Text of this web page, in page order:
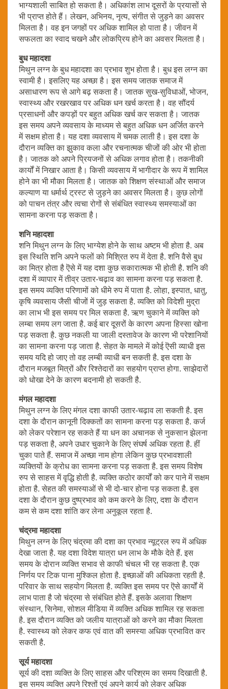
भाग्यशाली साबित हो सकता है। अधिकांश लाभ दूसरों के प्रयासों से
भी प्राप्त होते हैं। लेखन, अभिनय, नृत्य, संगीत से जुड़ने का अवसर
मिलता है। वह इन जगहों पर अधिक शामिल हो पाता है। जीवन में
सफलता का स्वाद चखने और लोकप्रिय होने का अवसर मिलता है।
बुध महादशा
मिथुन लग्न के बुध महादशा का प्रभाव शुभ होता है। बुध इस लग्न का
स्वामी है। इसलिए यह अच्छा है। इस समय जातक समाज में
असाधारण रूप से आगे बढ़ सकता है। जातक सुख-सुविधाओं, भोजन,
स्वास्थ्य और रखरखाव पर अधिक धन खर्च करता है। वह सौंदर्य
प्रसाधनों और कपड़ों पर बहुत अधिक खर्च कर सकता है। जातक
इस समय अपने व्यवसाय के माध्यम से बहुत अधिक धन अर्जित करने
में सक्षम होता है। यह दशा व्यवसाय में चमक लाती है। इस दशा के
दौरान व्यक्ति का झुकाव कला और रचनात्मक चीजों की ओर भी होता
है। जातक को अपने प्रियजनों से अधिक लगाव होता है। तकनीकी
कार्यों में निखार आता है। किसी व्यवसाय में भागीदार के रूप में शामिल
होने का भी मौका मिलता है। जातक को शिक्षण संस्थाओं और समाज
कल्याण या धर्मार्थ ट्रस्ट से जुड़ने का अवसर मिलता है। कुछ लोगों
को पाचन तंत्र और त्वचा रोगों से संबंधित स्वास्थ्य समस्याओं का
सामना करना पड़ सकता है।
शनि महादशा
शनि मिथुन लग्न के लिए भाग्येश होने के साथ अष्टम भी होता है. अब
इस स्थिति शनि अपने फलों को मिश्रित रुप में देता है. शनि वैसे बुध
का मित्र होता है ऎसे में यह दशा कुछ सकारात्मक भी होती है. शनि की
दशा में व्यापार में तीव्र उतार-चढ़ाव का सामना करना पड़ सकता है.
इस समय व्यक्ति परिणामों को धीमे रुप में पाता है. लोहा, इस्पात, धातु,
कृषि व्यवसाय जैसी चीजों में जुड़ सकता है. व्यक्ति को विदेशी मुद्रा
का लाभ भी इस समय पर मिल सकता है. ऋण चुकाने में व्यक्ति को
लम्बा समय लग जाता है. कई बार दूसरों के कारण अपना हिस्सा खोना
पड़ सकता है. कुछ नकली या जाली दस्तावेज के कारण भी परेशानियों
का सामना करना पड़ जाता है. सेहत के मामले में कोई ऎसी व्याधी इस
समय यदि हो जाए तो वह लम्बी व्याधी बन सकती है. इस दशा के
दौरान मजबूत मित्रों और रिश्तेदारों का सहयोग प्राप्त होगा. साझेदारों
को धोखा देने के कारण बदनामी हो सकती है.
मंगल महादशा
मिथुन लग्न के लिए मंगल दशा काफी उतार-चढ़ाव ला सकती है. इस
दशा के दौरान कानूनी दिक्कतों का सामना करना पड़ सकता है. कर्ज
को लेकर परेशान रह सकते हैं या धन का अचानक से नुकसान झेलना
पड़ सकता है, अपने उधार चुकाने के लिए संघर्ष अधिक रहता है. हीं
चुका पाते हैं. समाज में अच्छा नाम होगा लेकिन कुछ प्रभावशाली
व्यक्तियों के क्रोध का सामना करना पड़ सकता है. इस समय विशेष
रुप से साहस में वृद्धि होती है. व्यक्ति कठोर कार्यों को कर पाने में सक्षम
होता है. सेहत की समस्याओं से भी दो-चार होना पड़ सकता है. इस
दशा के दौरान कुछ दुष्प्रभाव को कम करने के लिए, दशा के दौरान
कम से कम दशा शांति कर लेना अनुकूल रहता है.
चंद्रमामहादशा
मिथुन लग्न के लिए चंद्रमा की दशा का प्रभाव न्यूट्रल रुप में अधिक
देखा जाता है. यह दशा विदेश यात्रा धन लाभ के मौके देते हैं. इस
समय के दोरान व्यक्ति सभाव से काफी चंचल भी रह सकता है. एक
निर्णय पर टिक पाना मुश्किल होता है. इच्छाओं की अधिकता रहती है.
परिवार के साथ सहयोग मिलता है. व्यक्ति इस समय पर ऎसे कार्यों में
लाभ पाता है जो चंद्रमा से संबंधित होते हैं. इसके अलावा शिक्षण
संस्थान, सिनेमा, सोशल मीडिया में व्यक्ति अधिक शामिल रह सकता
है. इस दौरान व्यक्ति को जलीय यात्राओं को करने का मौका मिलता
है. स्वास्थ्य को लेकर कफ एवं वात की समस्या अधिक प्रभावित कर
सकती है.
सूर्यमहादशा
सूर्य की दशा व्यक्ति के लिए साहस और परिश्रम का समय दिखाती है.
इस समय व्यक्ति अपने रिश्तों एवं अपने कार्य को लेकर अधिक